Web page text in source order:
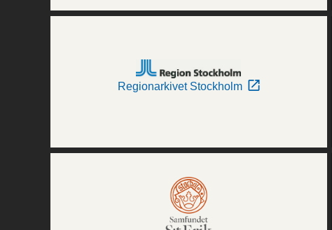
Regionarkivet Stockholm